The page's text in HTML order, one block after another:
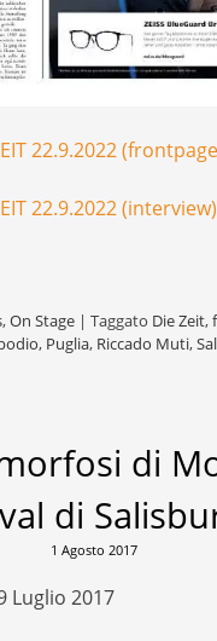
22.9.2022
22.9.2022 (interview)
,On Stage | Taggato Die Zeit,
, Puglia, Riccado Muti,
di
di
1 Agosto 2017
Luglio 2017